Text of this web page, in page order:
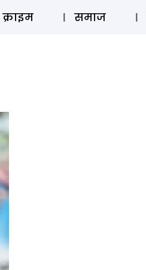
ऑडियो स्टोरी लॉग इन
क्राइम समाज